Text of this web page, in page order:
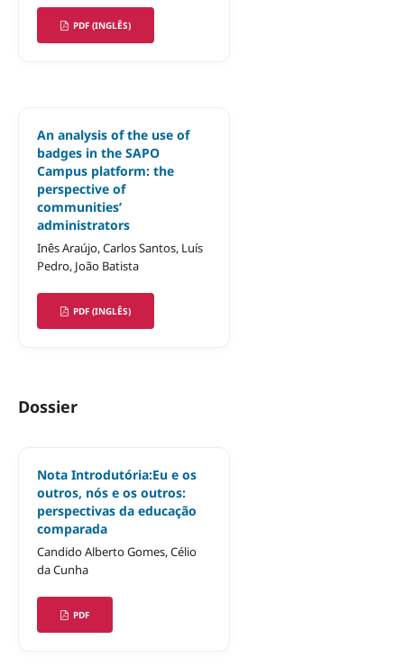
PDF (INGLÊS)
An analysis of the use of
badges in the SAPO
Campus platform: the
perspective of
communities’
administrators
Inês Araújo, Carlos Santos, Luís
Pedro, João Batista
PDF (INGLÊS)
Dossier
Nota Introdutória:Eu e os
outros, nós e os outros:
perspectivas da educação
comparada
Candido Alberto Gomes, Célio
da Cunha
PDF